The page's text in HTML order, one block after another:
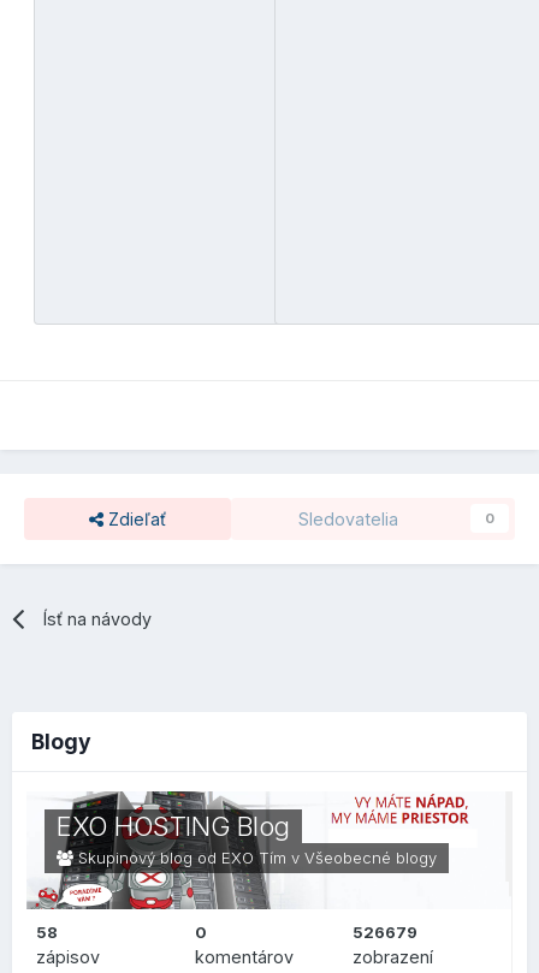
Zdieľať Sledovatelia 0
Ísť na návody
Blogy
EXO HOSTING Blog
Skupinový blog od EXO Tím v Všeobecné blogy
58
zápisov
0
komentárov
526679
zobrazení